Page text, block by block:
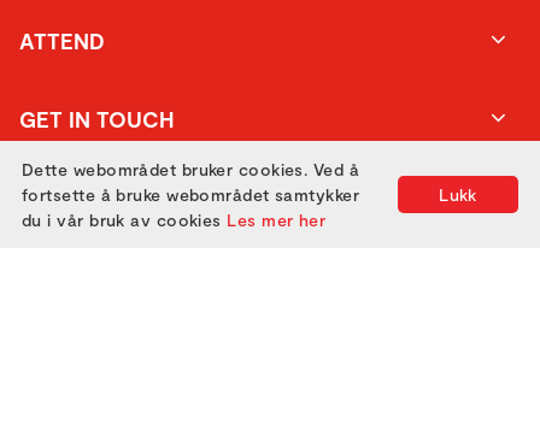
ATTEND
GET IN TOUCH
Lukk
Dette webområdet bruker cookies. Ved å
fortsette å bruke webområdet samtykker
du i vår bruk av cookies Les mer her